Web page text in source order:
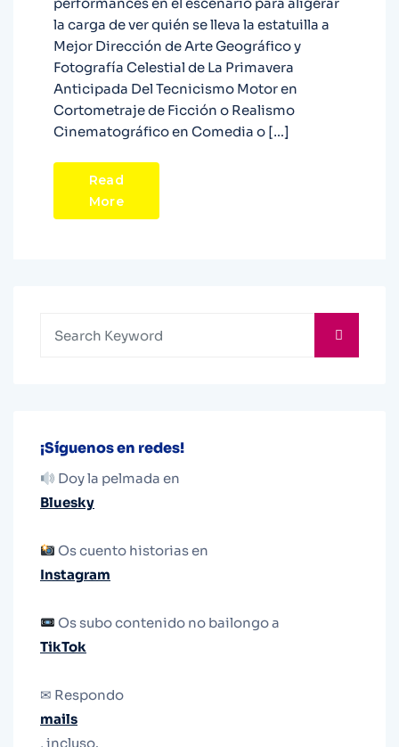
performances en el escenario para aligerar
la carga de ver quién se lleva la estatuilla a
Mejor Dirección de Arte Geográfico y
Fotografía Celestial de La Primavera
Anticipada Del Tecnicismo Motor en
Cortometraje de Ficción o Realismo
Cinematográfico en Comedia o […]
Read
More
¡Síguenos en redes!
Doy la pelmada en
Bluesky
Os cuento historias en
Instagram
Os subo contenido no bailongo a
TikTok
✉ Respondo
mails
, incluso.